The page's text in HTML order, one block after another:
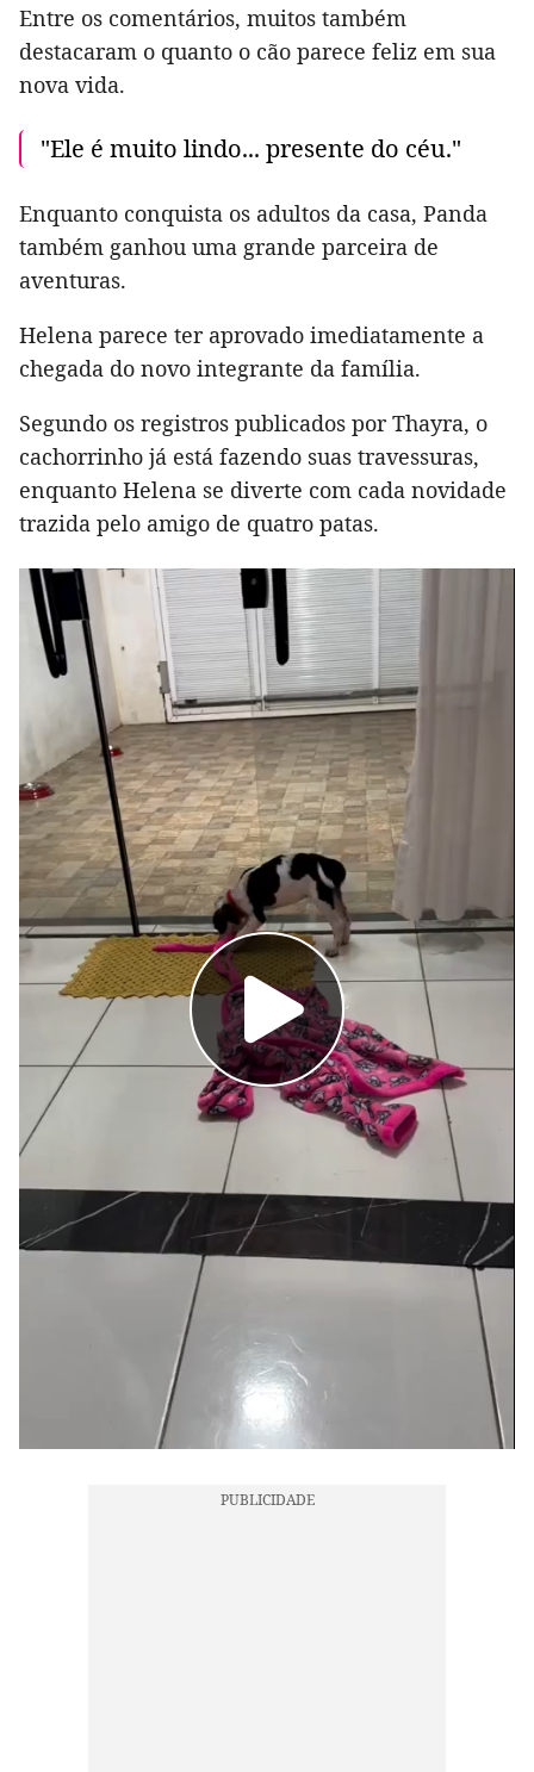
Entre os comentários, muitos também
destacaram o quanto o cão parece feliz em sua
nova vida.
"Ele é muito lindo... presente do céu."
Enquanto conquista os adultos da casa, Panda
também ganhou uma grande parceira de
aventuras.
Helena parece ter aprovado imediatamente a
chegada do novo integrante da família.
Segundo os registros publicados por Thayra, o
cachorrinho já está fazendo suas travessuras,
enquanto Helena se diverte com cada novidade
trazida pelo amigo de quatro patas.